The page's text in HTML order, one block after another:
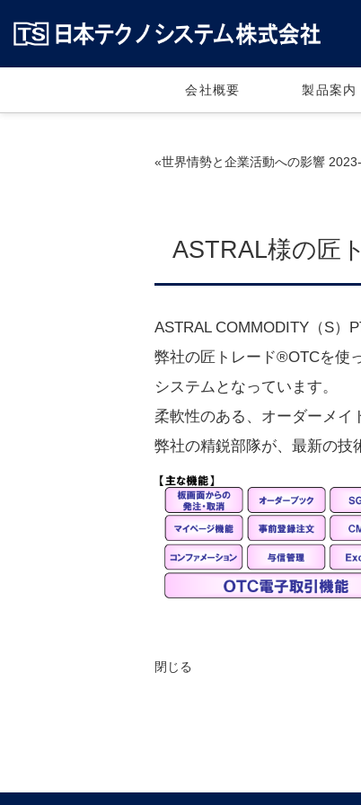
会社概要 製品案内
«世界情勢と企業活動への影響
ASTRAL様の匠
ASTRAL COMMODITY（S）
弊社の匠トレード®OTCを使
システムとなっています。
柔軟性のある、オーダーメイ
弊社の精鋭部隊が、最新の技
閉じる